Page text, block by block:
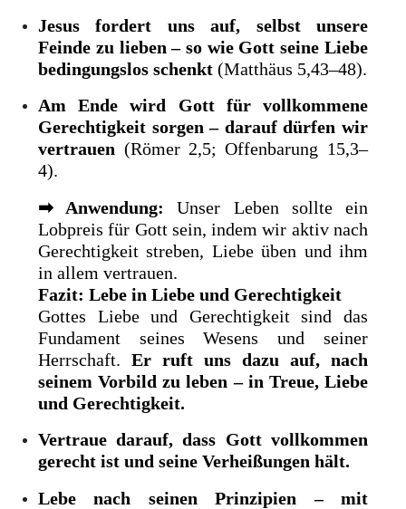
Jesus fordert uns auf, selbst unsere
Feinde zu lieben – so wie Gott seine Liebe
bedingungslos schenkt (Matthäus 5,43–48).
Am Ende wird Gott für vollkommene
Gerechtigkeit sorgen – darauf dürfen wir
vertrauen (Römer 2,5; Offenbarung 15,3–
4).
➡ Anwendung:
Unser Leben sollte ein
Lobpreis für Gott sein, indem wir aktiv nach
Gerechtigkeit streben, Liebe üben und ihm
in allem vertrauen.
Fazit: Lebe in Liebe und Gerechtigkeit
Gottes Liebe und Gerechtigkeit sind das
Fundament seines Wesens und seiner
Herrschaft.Er ruft uns dazu auf, nach
seinem Vorbild zu leben – in Treue, Liebe
und Gerechtigkeit.
Vertraue darauf, dass Gott vollkommen
gerecht ist und seine Verheißungen hält.
Lebe nach seinen Prinzipien – mit